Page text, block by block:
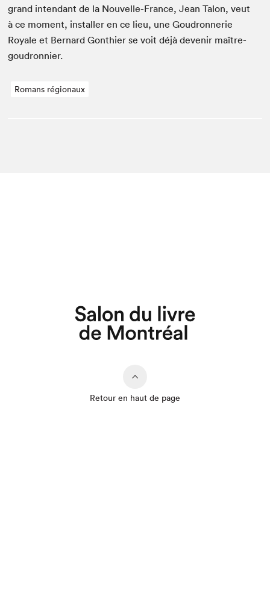
grand inten­dant de la Nou­velle-France, Jean Talon, veut
à ce moment, installer en ce lieu, une Goudron­ner­ie
Royale et Bernard Gonthi­er se voit déjà devenir maître-
goudronnier.
Romans régionaux
Retour en haut de page